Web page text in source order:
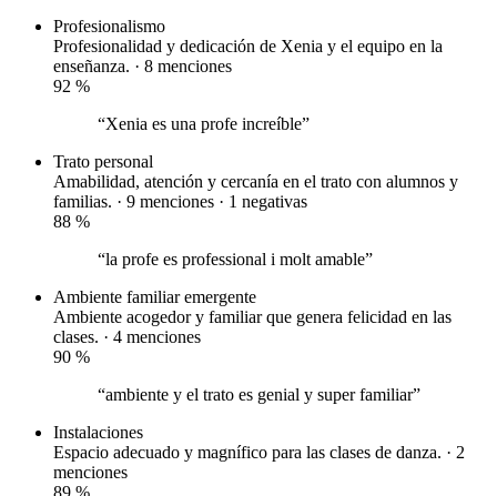
Profesionalismo
Profesionalidad y dedicación de Xenia y el equipo en la
enseñanza. · 8 menciones
92 %
“Xenia es una profe increíble”
Trato personal
Amabilidad, atención y cercanía en el trato con alumnos y
familias. · 9 menciones · 1 negativas
88 %
“la profe es professional i molt amable”
Ambiente familiar emergente
Ambiente acogedor y familiar que genera felicidad en las
clases. · 4 menciones
90 %
“ambiente y el trato es genial y super familiar”
Instalaciones
Espacio adecuado y magnífico para las clases de danza. · 2
menciones
89 %